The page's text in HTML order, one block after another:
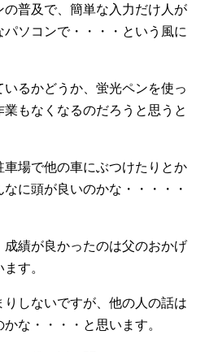
普及で、簡単な入力だけ人が
ソコンで・・・・という風に
るかどうか、蛍光ペンを使っ
もなくなるのだろうと思うと
場で他の車にぶつけたりとか
に頭が良いのかな・・・・・
績が良かったのは父のおかげ
す。
しないですが、他の人の話は
な・・・・と思います。